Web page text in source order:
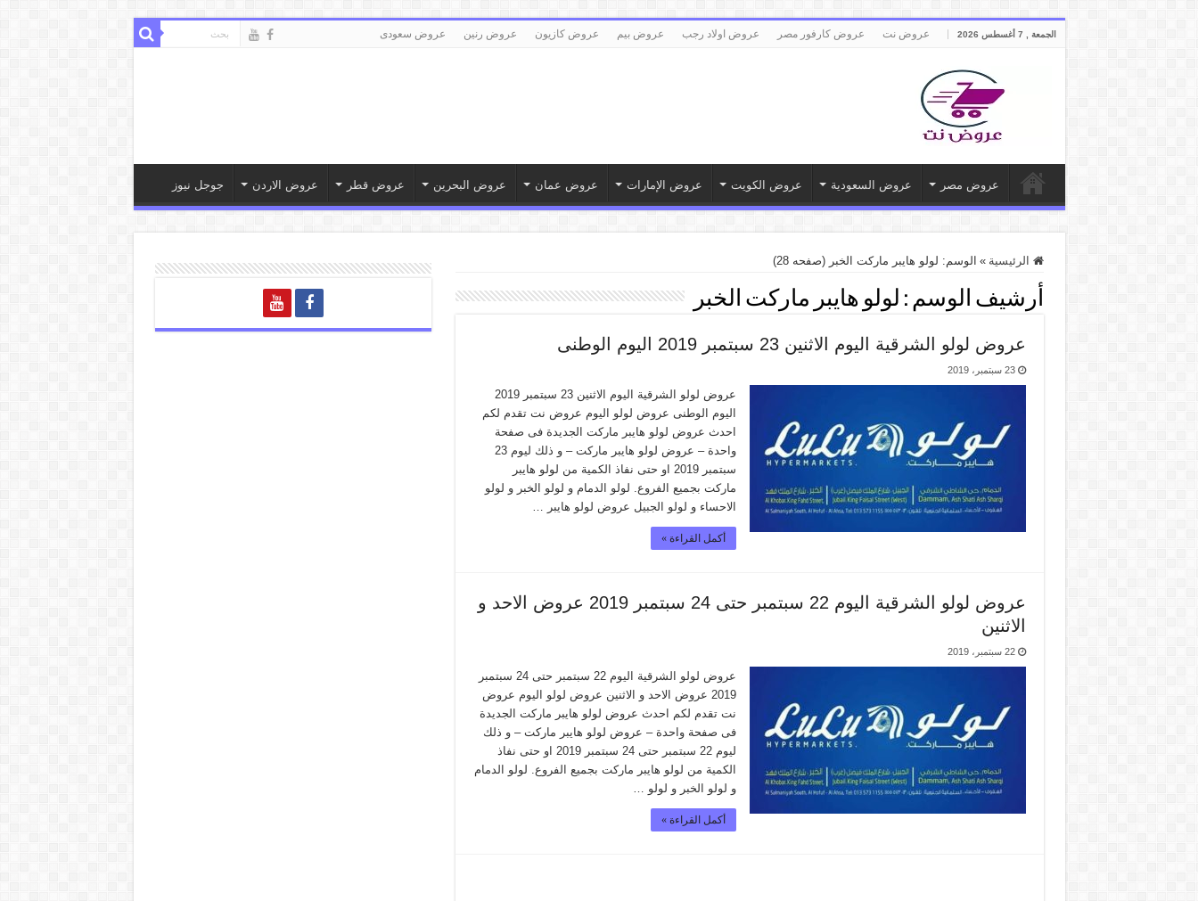
الجمعة , 7 أغسطس 2026 عروض نت عروض كارفور مصر عروض اولاد رجب عروض بيم عروض كازيون عروض رنين عروض سعودى
عروض مصر عروض السعودية عروض الكويت عروض الإمارات عروض عمان عروض البحرين عروض قطر عروض الاردن جوجل نيوز
الرئيسية » الوسم: لولو هايبر ماركت الخبر (صفحه 28)
أرشيف الوسم : لولو هايبر ماركت الخبر
عروض لولو الشرقية اليوم الاثنين 23 سبتمبر 2019 اليوم الوطنى
23 سبتمبر، 2019
عروض لولو الشرقية اليوم الاثنين 23 سبتمبر 2019
اليوم الوطنى عروض لولو اليوم عروض نت تقدم لكم
احدث عروض لولو هايبر ماركت الجديدة فى صفحة
واحدة – عروض لولو هايبر ماركت – و ذلك ليوم 23
سبتمبر 2019 او حتى نفاذ الكمية من لولو هايبر
ماركت بجميع الفروع. لولو الدمام و لولو الخبر و لولو
الاحساء و لولو الجبيل عروض لولو هايبر …
أكمل القراءة »
عروض لولو الشرقية اليوم 22 سبتمبر حتى 24 سبتمبر 2019 عروض الاحد و
الاثنين
22 سبتمبر، 2019
عروض لولو الشرقية اليوم 22 سبتمبر حتى 24 سبتمبر
2019 عروض الاحد و الاثنين عروض لولو اليوم عروض
نت تقدم لكم احدث عروض لولو هايبر ماركت الجديدة
فى صفحة واحدة – عروض لولو هايبر ماركت – و ذلك
ليوم 22 سبتمبر حتى 24 سبتمبر 2019 او حتى نفاذ
الكمية من لولو هايبر ماركت بجميع الفروع. لولو الدمام
و لولو الخبر و لولو …
أكمل القراءة »